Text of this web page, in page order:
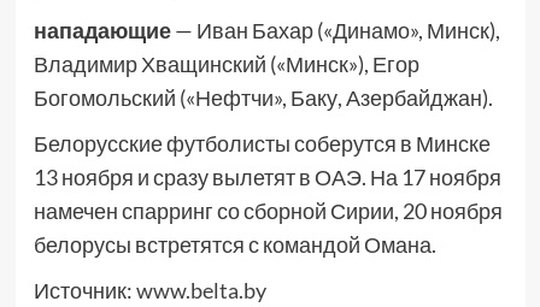
нападающие— Иван Бахар («Динамо», Минск),
Владимир Хващинский («Минск»), Егор
Богомольский («Нефтчи», Баку, Азербайджан).
Белорусские футболисты соберутся в Минске
13 ноября и сразу вылетят в ОАЭ. На 17 ноября
намечен спарринг со сборной Сирии, 20 ноября
белорусы встретятся с командой Омана.
Источник:www.belta.by